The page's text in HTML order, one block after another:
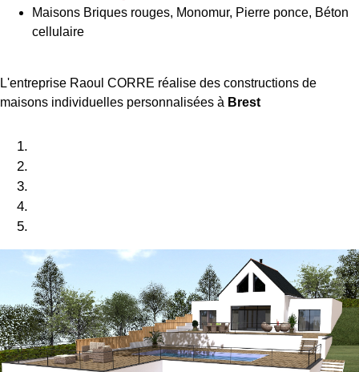
Maisons Briques rouges, Monomur, Pierre ponce, Béton
cellulaire
L'entreprise Raoul CORRE réalise des constructions de
maisons individuelles personnalisées à Brest